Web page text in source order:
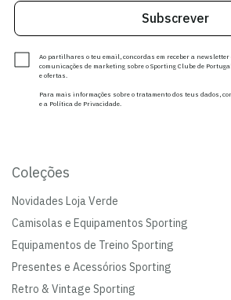
Subscrever
Ao partilhares o teu email, concordas em receber a newsletter
comunicações de marketing sobre o Sporting Clube de
e ofertas.
Para mais informações sobre o tratamento dos teus dados,
e a Política de Privacidade.
Coleções
Novidades Loja Verde
Camisolas e Equipamentos Sporting
Equipamentos de Treino Sporting
Presentes e Acessórios Sporting
Retro & Vintage Sporting